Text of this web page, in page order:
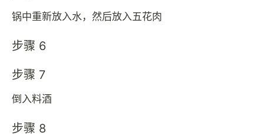
锅中重新放入水，然后放入五花肉
步骤 6
步骤 7
倒入料酒
步骤 8